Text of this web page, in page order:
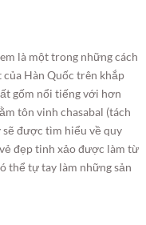
là một trong những cách
Hàn Quốc trên khắp
gốm nổi tiếng với hơn
tôn vinh chasabal (tách
được tìm hiểu về quy
đẹp tinh xảo được làm từ
thể tự tay làm những sản